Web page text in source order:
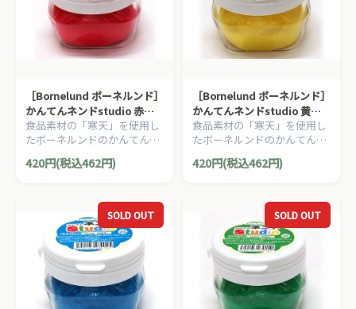
［Bornelund ボーネルンド］
かんてんネンドstudio 赤
（寒天粘土）
食品素材の「寒天」を使用し
たボーネルンドのかんてんネ
ンド（寒天粘土）。はじめて
のねんど遊びにもオススメで
420円(税込462円)
［Bornelund ボーネルンド］
かんてんネンドstudio 黄
（寒天粘土）
食品素材の「寒天」を使用し
たボーネルンドのかんてんネ
ンド（寒天粘土）。はじめて
のねんど遊びにもオススメで
420円(税込462円)
SOLD OUT SOLD OUT